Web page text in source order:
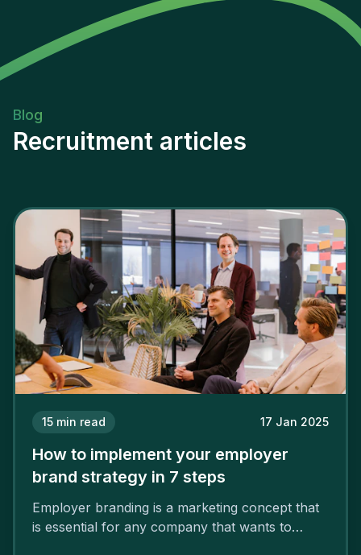
Blog
Recruitment articles
15 min read 17 Jan 2025
How to implement your employer
brand strategy in 7 steps
Employer branding is a marketing concept that
is essential for any company that wants to